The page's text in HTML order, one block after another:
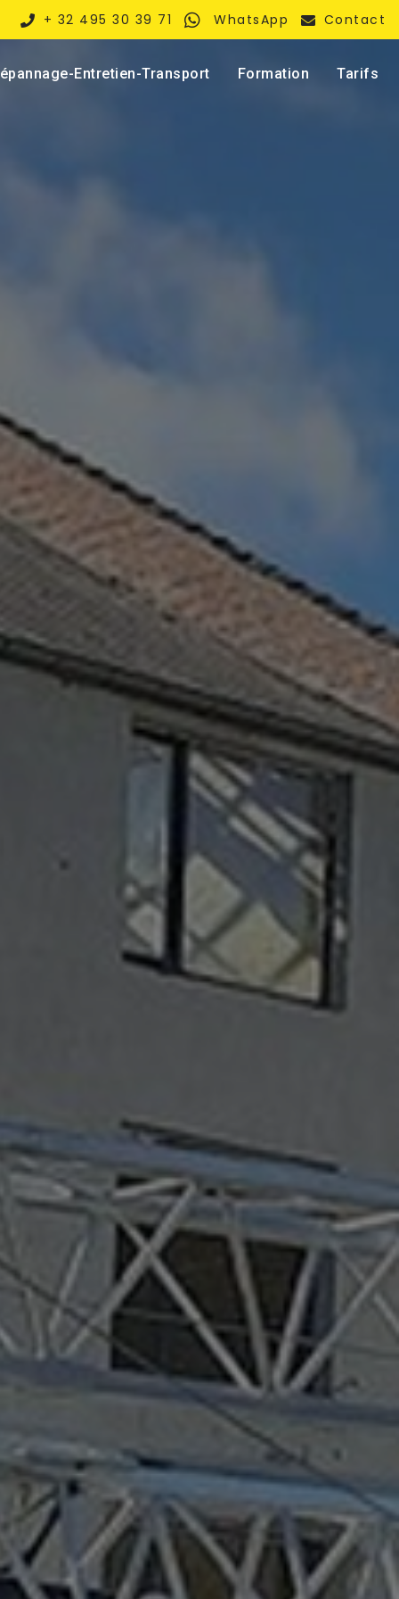
+ 32 495 30 39 71 WhatsApp Contact
Entretien-Transport Formation Tarifs